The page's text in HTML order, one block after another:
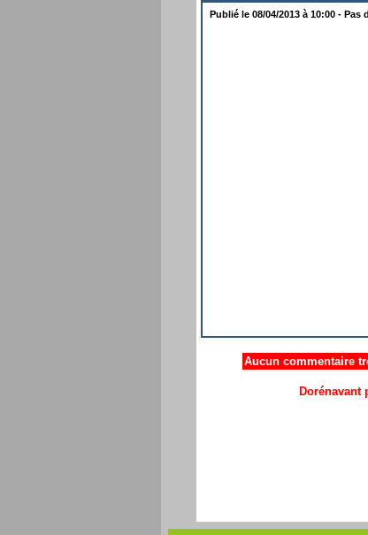
Publié le 08/04/2013 à 10:00 - Pas
Aucun commentaire
Dorénavant